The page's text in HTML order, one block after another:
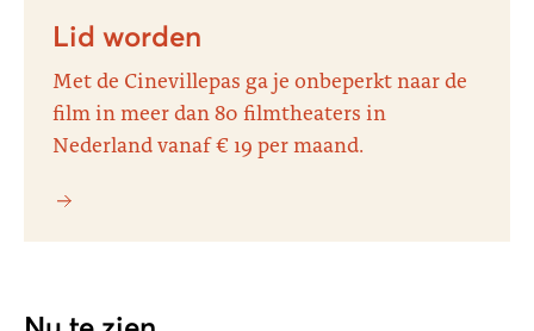
Lid worden
Met de Cinevillepas ga je onbeperkt naar de
film in meer dan 80 filmtheaters in
Nederland vanaf € 19 per maand.